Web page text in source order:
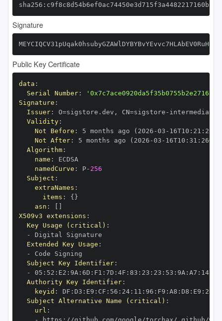
Signature
Public Key Certificate
data :
Serial Number:
Signature :
Issuer: O=sigstore.dev , CN=sigstore -
Validity:
Not Before : 5 months ago (2026 -03 - 16T10 : 21 :
Not After: 5 months ago (2026 -03 - 16T10 : 31 : 26+00
Algorithm:
name :
namedCurve : P- 256
Subject :
extraNames :
items : { }
asn :
X509v3 extensions :
Key Usage (critical) :
-
Extended Key Usage :
-
Subject Key Identifier:
-
05 : 52 : E2 : 9A : 6D : F1 : 7D : 4F : 83 : 23 : 23 : 53 : 9A : A7 : 14:
Authority Key Identifier:
keyid : DF : D3 : E9 : CF : 56 : 24: 11 : 96 : F9 : A8 : D8 : E9 : 28
Subject Alternative Name (critical) :
url :